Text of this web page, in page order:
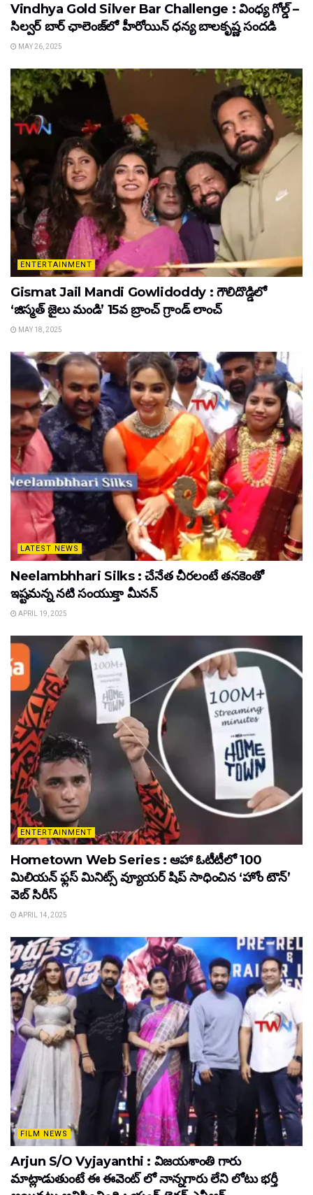
Vindhya Gold Silver Bar Challenge : వింధ్య గోల్డ్ –
సిల్వర్ బార్ ఛాలెంజ్‌లో హీరోయిన్ ధ‌న్య బాల‌కృష్ణ‌ సందడి
MAY 26, 2025
ENTERTAINMENT
Gismat Jail Mandi Gowlidoddy : గౌలిదొడ్డిలో
‘జిస్మత్ జైలు మండి’ 15వ బ్రాంచ్ గ్రాండ్ లాంచ్
MAY 18, 2025
LATEST NEWS
Neelambhhari Silks : చేనేత చీరలంటే తనకెంతో
ఇష్టమన్న నటి సంయుక్తా మీనన్‌
APRIL 19, 2025
ENTERTAINMENT
Hometown Web Series : ఆహా ఓటీటీలో 100
మిలియన్ ఫ్లస్ మినిట్స్ వ్యూయర్ షిప్ సాధించిన ‘హోం టౌన్’
వెబ్ సిరీస్
APRIL 14, 2025
FILM NEWS
Arjun S/O Vyjayanthi : విజయశాంతి గారు
మాట్లాడుతుంటే ఈ ఈవెంట్ లో నాన్నగారు లేని లోటు భర్తీ